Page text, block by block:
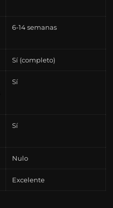
6-14 semanas
Sí (completo)
Sí
Sí
Nulo
Excelente